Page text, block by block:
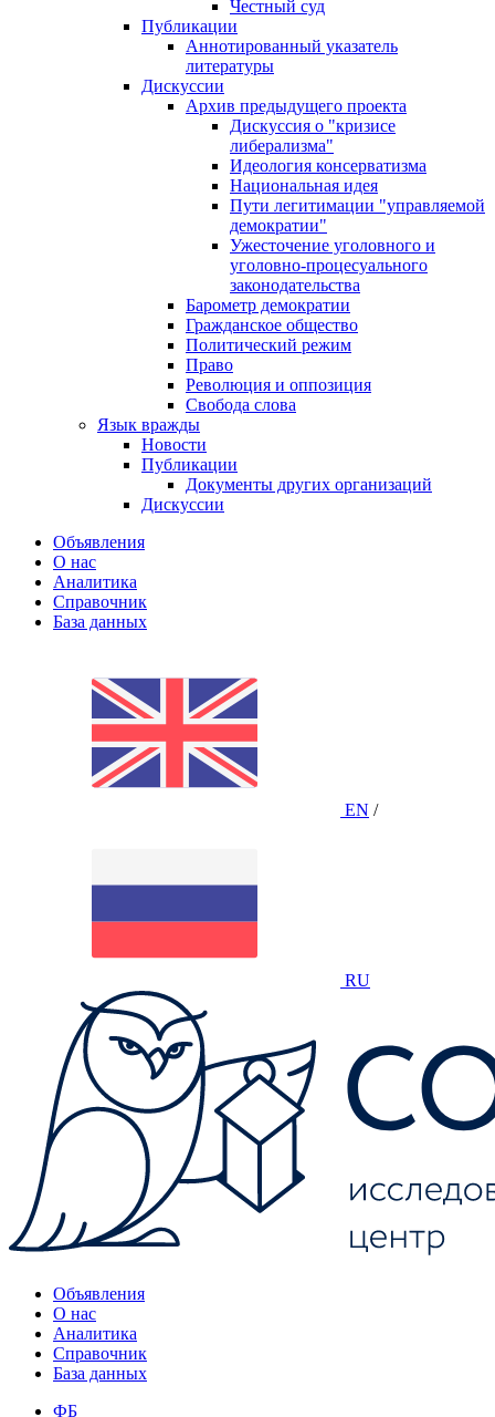
Честный суд
Публикации
Аннотированный указатель
литературы
Дискуссии
Архив предыдущего проекта
Дискуссия о "кризисе
либерализма"
Идеология консерватизма
Национальная идея
Пути легитимации "управляемой
демократии"
Ужесточение уголовного и
уголовно-процесуального
законодательства
Барометр демократии
Гражданское общество
Политический режим
Право
Революция и оппозиция
Свобода слова
Язык вражды
Новости
Публикации
Документы других организаций
Дискуссии
Объявления
О нас
Аналитика
Справочник
База данных
EN /
RU
Объявления
О нас
Аналитика
Справочник
База данных
ФБ